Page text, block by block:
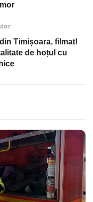
Timișoara, filmat!
de hoțul cu